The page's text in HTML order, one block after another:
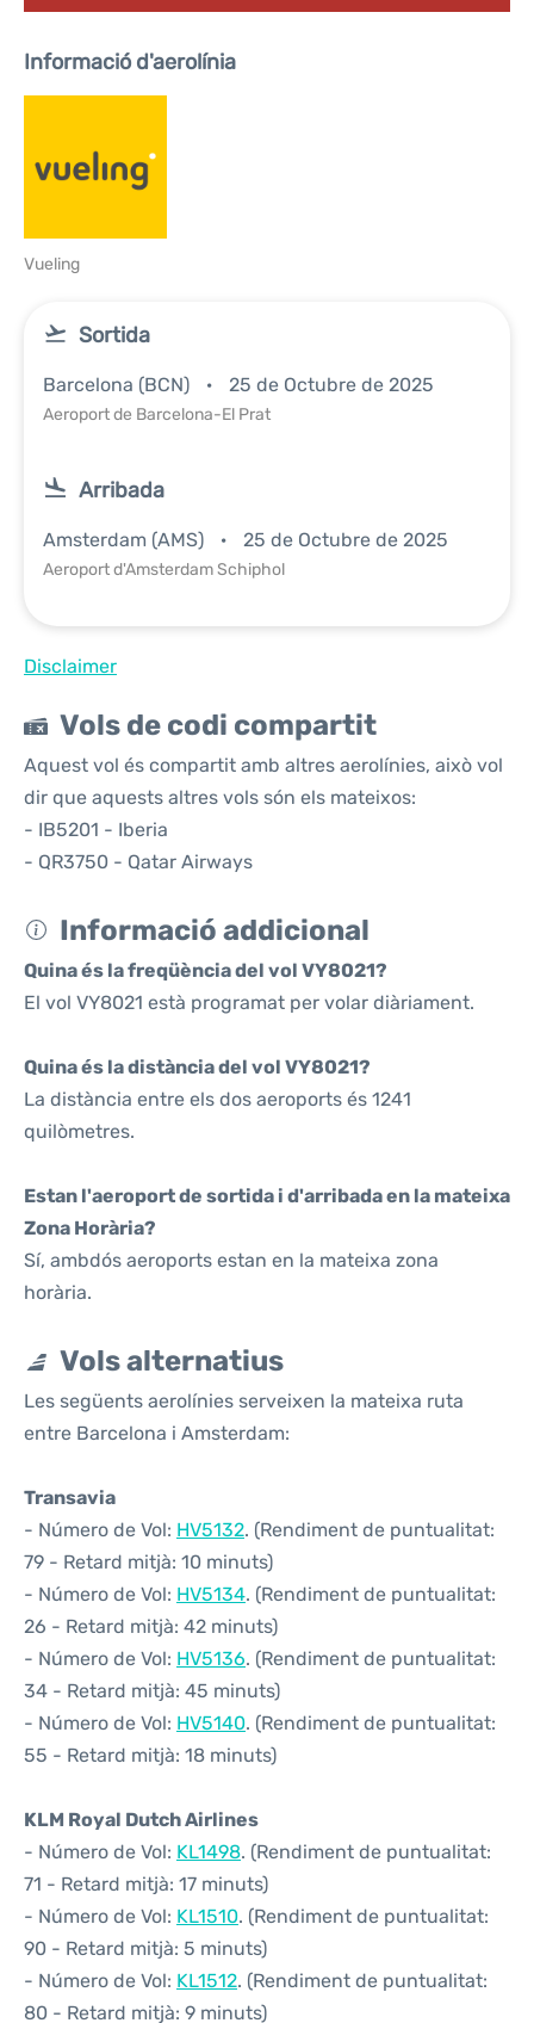
Informació d'aerolínia
Vueling
Sortida
Barcelona (BCN) 25 de Octubre de 2025
Aeroport de Barcelona-El Prat
Arribada
Amsterdam (AMS) 25 de Octubre de 2025
Aeroport d'Amsterdam Schiphol
Disclaimer
Vols de codi compartit
Aquest vol és compartit amb altres aerolínies, això vol
dir que aquests altres vols són els mateixos:
- IB5201 - Iberia
- QR3750 - Qatar Airways
Informació addicional
Quina és la freqüència del vol VY8021?
El vol VY8021 està programat per volar diàriament.
Quina és la distància del vol VY8021?
La distància entre els dos aeroports és 1241
quilòmetres.
Estan l'aeroport de sortida i d'arribada en la mateixa
Zona Horària?
Sí, ambdós aeroports estan en la mateixa zona
horària.
Vols alternatius
Les següents aerolínies serveixen la mateixa ruta
entre Barcelona i Amsterdam:
Transavia
- Número de Vol: HV5132. (Rendiment de puntualitat:
79 - Retard mitjà: 10 minuts)
- Número de Vol: HV5134. (Rendiment de puntualitat:
26 - Retard mitjà: 42 minuts)
- Número de Vol: HV5136. (Rendiment de puntualitat:
34 - Retard mitjà: 45 minuts)
- Número de Vol: HV5140. (Rendiment de puntualitat:
55 - Retard mitjà: 18 minuts)
KLM Royal Dutch Airlines
- Número de Vol: KL1498. (Rendiment de puntualitat:
71 - Retard mitjà: 17 minuts)
- Número de Vol: KL1510. (Rendiment de puntualitat:
90 - Retard mitjà: 5 minuts)
- Número de Vol: KL1512. (Rendiment de puntualitat:
80 - Retard mitjà: 9 minuts)